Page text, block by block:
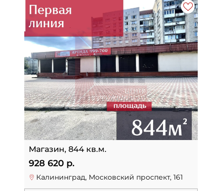
Магазин, 844 кв.м.
928 620 р.
Калининград, Московский проспект, 161